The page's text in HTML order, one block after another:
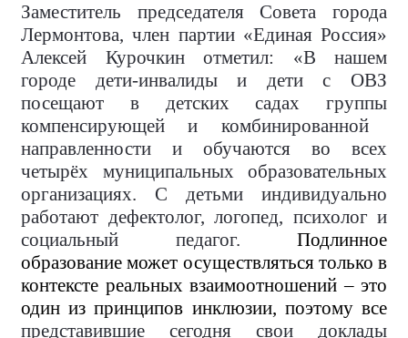
Заместитель председателя Совета города
Лермонтова, член партии «Единая Россия»
Алексей Курочкин отметил: «В нашем
городе дети-инвалиды и дети с ОВЗ
посещают в детских садах группы
компенсирующей и комбинированной
направленности и обучаются во всех
четырёх муниципальных образовательных
организациях. С детьми индивидуально
работают дефектолог, логопед, психолог и
социальный педагог. Подлинное
образование может осуществляться только в
контексте реальных взаимоотношений – это
один из принципов инклюзии, поэтому все
представившие сегодня свои доклады